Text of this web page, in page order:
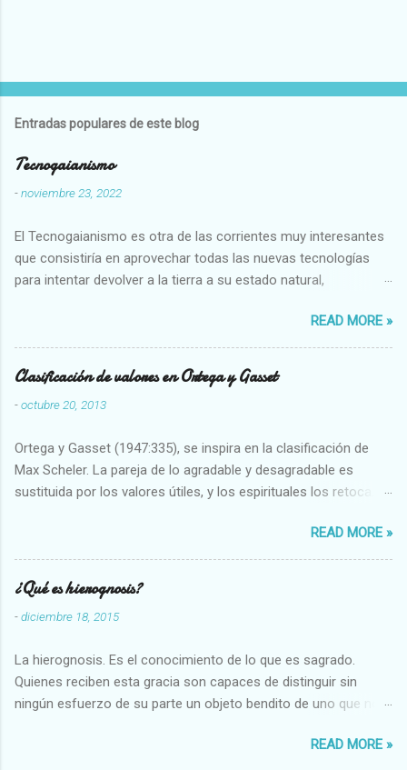
Entradas populares de este blog
Tecnogaianismo
-noviembre 23, 2022
El Tecnogaianismo es otra de las corrientes muy interesantes
que consistiría en aprovechar todas las nuevas tecnologías
para intentar devolver a la tierra a su estado natural,
READ MORE »
Clasificación de valores en Ortega y Gasset
-octubre 20, 2013
Ortega y Gasset (1947:335), se inspira en la clasificación de
Max Scheler. La pareja de lo agradable y desagradable es
sustituida por los valores útiles, y los espirituales los retoca.
Abundante-Escaso,etc 2 VITALES Sano-Enfermo Selecto-
Vulgar Enérgico-Inerte Fuerte-Débil,etc. 3 ESPIRITUALES a)
Intelectuales Conocimiento-Error Exacto-Aproximado
Evidente-Probable,etc b) Morales Bueno-malo Bondadoso-
malvado Justo-Injusto Escrupuloso-Relajado Leal-Desleal,etc.
Armonioso-Inarmonioso 4 RELIGIOSOS Santo-Pr...
READ MORE »
¿Qué es hierognosis?
-diciembre 18, 2015
La hierognosis. Es el conocimiento de lo que es sagrado.
Quienes reciben esta gracia son capaces de distinguir sin
ningún esfuerzo de su parte un objeto bendito de uno que no
READ MORE »